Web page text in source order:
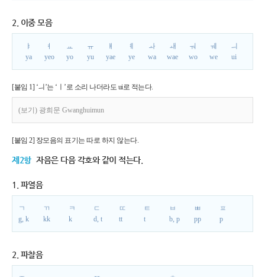
2. 이중 모음
ㅑ
ya
ㅕ
yeo
ㅛ
yo
ㅠ
yu
ㅒ
yae
ㅖ
ye
ㅘ
wa
ㅙ
wae
ㅝ
wo
ㅞ
we
ㅢ
ui
[붙임 1] ‘ㅢ’는 ‘ㅣ’로 소리 나더라도 ui로 적는다.
(보기) 광희문 Gwanghuimun
[붙임 2] 장모음의 표기는 따로 하지 않는다.
제2항 자음은 다음 각호와 같이 적는다.
1. 파열음
ㄱ
g, k
ㄲ
kk
ㅋ
k
ㄷ
d, t
ㄸ
tt
ㅌ
t
ㅂ
b, p
ㅃ
pp
ㅍ
p
2. 파찰음